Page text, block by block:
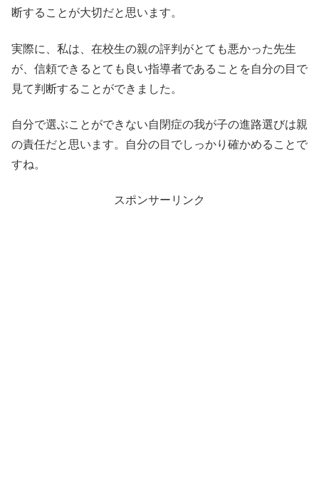
断することが大切だと思います。
実際に、私は、在校生の親の評判がとても悪かった先生
が、信頼できるとても良い指導者であることを自分の目で
見て判断することができました。
自分で選ぶことができない自閉症の我が子の進路選びは親
の責任だと思います。自分の目でしっかり確かめることで
すね。
スポンサーリンク